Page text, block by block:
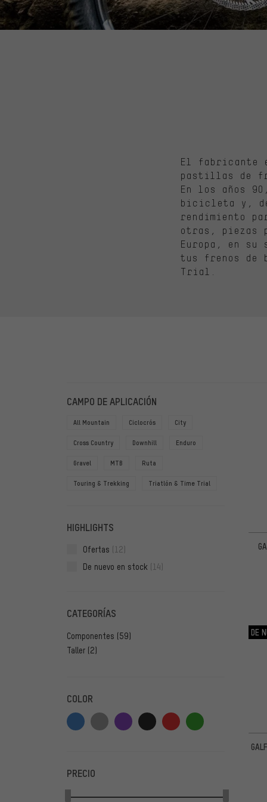
El fabricante
pastillas de
En los años
bicicleta y,
rendimiento
otras, piezas
Europa, en
tus frenos de
Trial.
FILTROS
CAMPO DE APLICACIÓN
All Mountain Ciclocrós City
Cross Country Downhill Enduro
Gravel MTB Ruta
Touring & Trekking Triatlón & Time Trial
HIGHLIGHTS
Ofertas (12)
De nuevo en stock (14)
CATEGORÍAS
Componentes (59)
Taller (2)
COLOR
PRECIO
DE